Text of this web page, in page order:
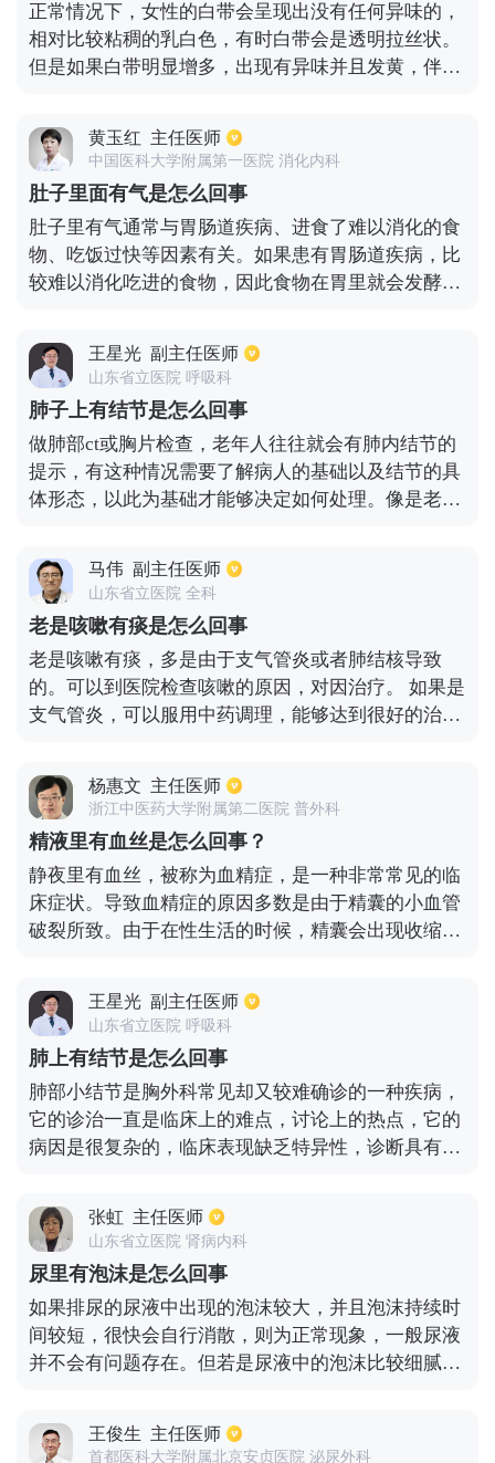
正常情况下，女性的白带会呈现出没有任何异味的，
相对比较粘稠的乳白色，有时白带会是透明拉丝状。
但是如果白带明显增多，出现有异味并且发黄，伴随
床上阴道炎的种类比较多，多数会和细菌感染、滴虫
感染有关，也就是细菌性阴道炎或滴虫性阴道炎。因
此发现白带异常需要及时做白带常规检查，根据化验
结果来进行针对性的治疗，平时一定要注意私处通风
透气，选择纯棉透气的内裤，并且卫生用品需要在阳
光下暴晒消毒。
黄玉红 主任医师
中国医科大学附属第一医院 消化内科
肚子里面有气是怎么回事
肚子里有气通常与胃肠道疾病、进食了难以消化的食
物、吃饭过快等因素有关。如果患有胃肠道疾病，比
较难以消化吃进的食物，因此食物在胃里就会发酵产
道理，因此就会觉得肚子里有气。吃饭过快也会使肚
子里产生大量的气体，因此就会有肚子发胀的感觉。
可以根据不同的原因，采取针对性的的处理措施来改
善肚子里有气的症状。
王星光 副主任医师
山东省立医院 呼吸科
肺子上有结节是怎么回事
做肺部ct或胸片检查，老年人往往就会有肺内结节的
提示，有这种情况需要了解病人的基础以及结节的具
体形态，以此为基础才能够决定如何处理。像是老年
现了肺部的结节，而且结节是单发，边缘光滑，没有
毛刺现象，这样不需要治疗，但要定期复查，一般这
种是良性病变。如果结节是多发，患者出现了身体乏
力、消瘦以及低热等症状，考虑可能是结核，要完善
相关检查进一步确认，如已确认是结核就要抗结核治
疗。另外，该结节如果比较大，有毛刺，那么也有可
能是一些恶性疾病，进一步做结节活检，明确诊断，
马伟 副主任医师
山东省立医院 全科
老是咳嗽有痰是怎么回事
老是咳嗽有痰，多是由于支气管炎或者肺结核导致
的。可以到医院检查咳嗽的原因，对因治疗。 如果是
支气管炎，可以服用中药调理，能够达到很好的治疗
极的治疗，当经常出现咳嗽有痰的情况下，患者应该
在平时注意不要大声说话，不要吃过咸、辛辣、过甜
的食物，以免导致咳嗽症状加重。
杨惠文 主任医师
浙江中医药大学附属第二医院 普外科
精液里有血丝是怎么回事？
静夜里有血丝，被称为血精症，是一种非常常见的临
床症状。导致血精症的原因多数是由于精囊的小血管
破裂所致。由于在性生活的时候，精囊会出现收缩，
然后血液会进入精液中，而在排精的时候，精囊中总
会存在一些残留的精液，进入精液的血液也就自然残
留在精囊中，因此在排精的时候就会出现血丝。几个
月后就会自行消失，也可能根据不同体质而延长或缩
短时间，不用过于惊慌和担心，也不用着急。
王星光 副主任医师
山东省立医院 呼吸科
肺上有结节是怎么回事
肺部小结节是胸外科常见却又较难确诊的一种疾病，
它的诊治一直是临床上的难点，讨论上的热点，它的
病因是很复杂的，临床表现缺乏特异性，诊断具有一
肺部小结节生理解剖发现成多发性，可以互相融合成
块状，也有单发性，肺部的圆形结节直径是1到2厘
米，后期可发生空洞或者说是合并感染，这种情况有
可能是肿瘤，但是这种情况的可能性不是很大，需要
进一步的检查确诊，小肺癌并不完全是早期的肺癌，
特别是腺癌，小细胞被分化的癌，这种情况建议去正
规的医院做详细的检查，不要错过最佳的手术时机。
张虹 主任医师
山东省立医院 肾病内科
尿里有泡沫是怎么回事
如果排尿的尿液中出现的泡沫较大，并且泡沫持续时
间较短，很快会自行消散，则为正常现象，一般尿液
并不会有问题存在。但若是尿液中的泡沫比较细腻，
况。常见尿液中有细腻泡沫的原因多和蛋白尿有关。
除此之外，还有其他原因也会尿液有过多的泡沫，比
王俊生 主任医师
首都医科大学附属北京安贞医院 泌尿外科